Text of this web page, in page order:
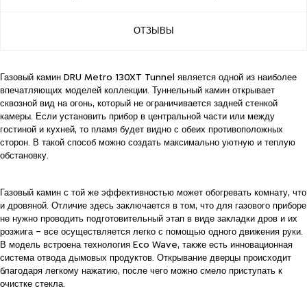
ОТЗЫВЫ
Газовый камин DRU Metro 130XT Tunnel является одной из наиболее
впечатляющих моделей коллекции. Туннельный камин открывает
сквозной вид на огонь, который не ограничивается задней стенкой
камеры. Если установить прибор в центральной части или между
гостиной и кухней, то пламя будет видно с обеих противоположных
сторон. В такой способ можно создать максимально уютную и теплую
обстановку.
Газовый камин с той же эффективностью может обогревать комнату, что
и дровяной. Отличие здесь заключается в том, что для газового приборе
не нужно проводить подготовительный этап в виде закладки дров и их
розжига – все осуществляется легко с помощью одного движения руки.
В модель встроена технология Eco Wave, также есть инновационная
система отвода дымовых продуктов. Открывание дверцы происходит
благодаря легкому нажатию, после чего можно смело приступать к
очистке стекла.